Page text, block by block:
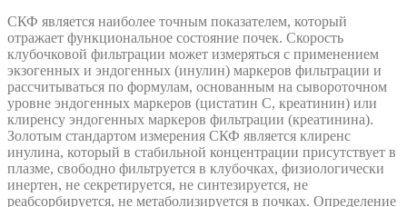
СКФ является наиболее точным показателем, который
отражает функциональное состояние почек. Скорость
клубочковой фильтрации может измеряться с применением
экзогенных и эндогенных (инулин) маркеров фильтрации и
рассчитываться по формулам, основанным на сывороточном
уровне эндогенных маркеров (цистатин С, креатинин) или
клиренсу эндогенных маркеров фильтрации (креатинина).
Золотым стандартом измерения СКФ является клиренс
инулина, который в стабильной концентрации присутствует в
плазме, свободно фильтруется в клубочках, физиологически
инертен, не секретируется, не синтезируется, не
реабсорбируется, не метаболизируется в почках. Определение